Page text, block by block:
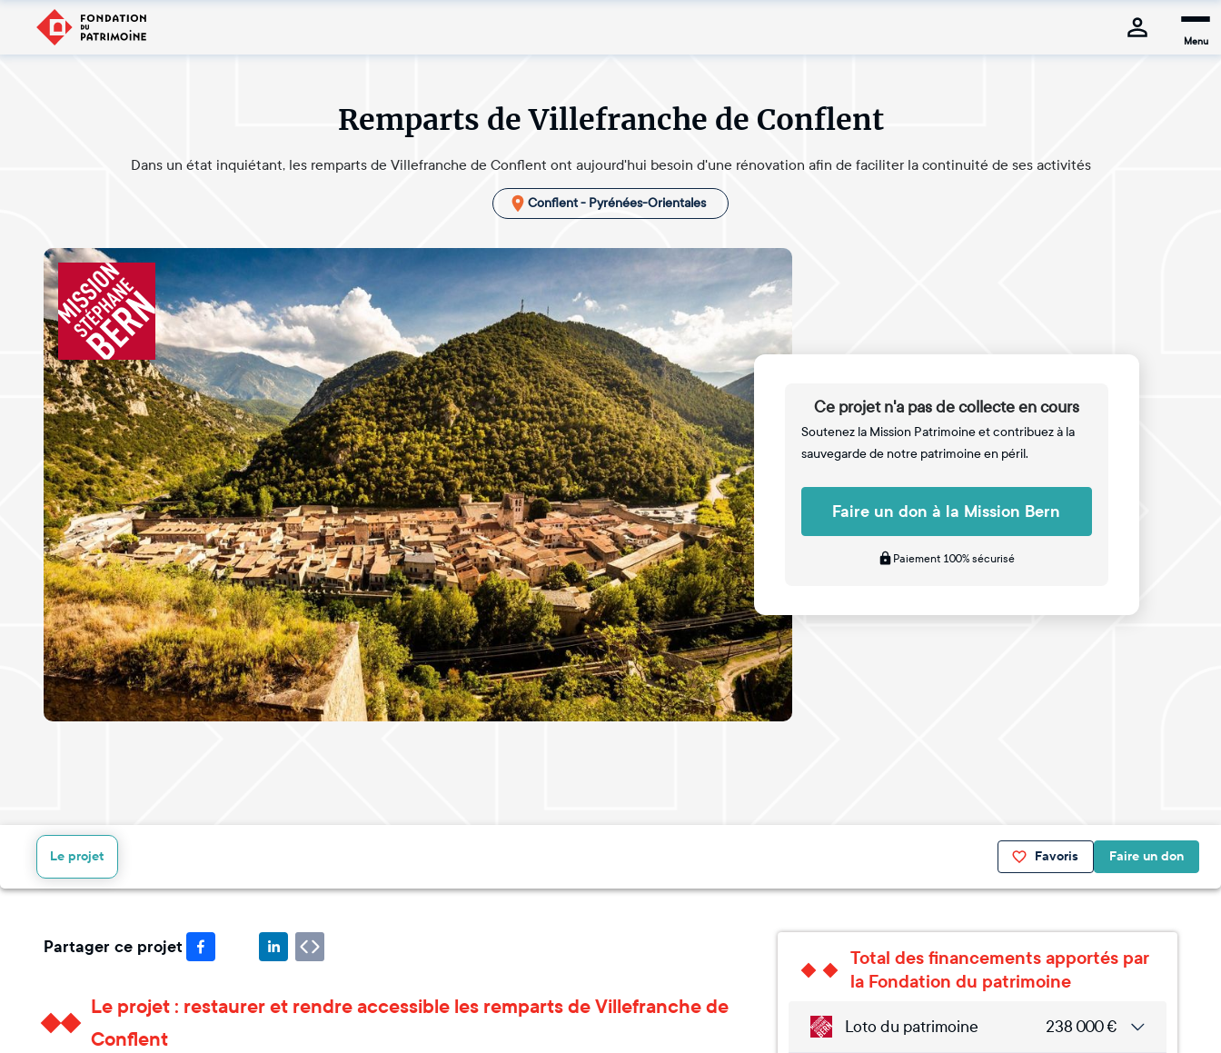
Menu
Remparts de Villefranche de Conflent
Dans un état inquiétant, les remparts de Villefranche de Conflent ont aujourd'hui besoin d'une rénovation afin de faciliter la continuité de ses activités
Conflent - Pyrénées-Orientales
Ce projet n'a pas de collecte en cours
Soutenez la Mission Patrimoine et contribuez à la
sauvegarde de notre patrimoine en péril.
Faire un don à la Mission Bern
Paiement 100% sécurisé
Favoris Faire un don
Le projet
Partager ce projet
Le projet : restaurer et rendre accessible les remparts de Villefranche de
Conflent
Total des financements apportés par
la Fondation du patrimoine
Loto du patrimoine 238 000€